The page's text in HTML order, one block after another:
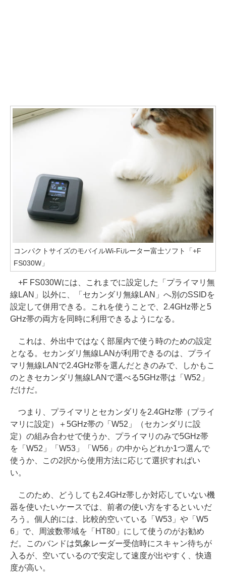
コンパクトサイズのモバイルWi-Fiルーター富士ソフト「+F
FS030W」
+F FS030Wには、これまでに設定した「プライマリ無
線LAN」以外に、「セカンダリ無線LAN」へ別のSSIDを
設定して併用できる。これを使うことで、2.4GHz帯と5
GHz帯の両方を同時に利用できるようになる。
これは、外出中ではなく部屋内で使う時のための設定
となる。セカンダリ無線LANが利用できるのは、プライ
マリ無線LANで2.4GHz帯を選んだときのみで、しかもこ
のときセカンダリ無線LANで選べる5GHz帯は「W52」
だけだ。
つまり、プライマリとセカンダリを2.4GHz帯（プライ
マリに設定）＋5GHz帯の「W52」（セカンダリに設
定）の組み合わせで使うか、プライマリのみで5GHz帯
を「W52」「W53」「W56」の中からどれか1つ選んで
使うか、この2択から使用方法に応じて選択すればい
い。
このため、どうしても2.4GHz帯しか対応していない機
器を使いたいケースでは、前者の使い方をするといいだ
ろう。個人的には、比較的空いている「W53」や「W5
6」で、周波数帯域を「HT80」にして使うのがお勧め
だ。このバンドは気象レーダー受信時にスキャン待ちが
入るが、空いているので安定して速度が出やすく、快適
度が高い。